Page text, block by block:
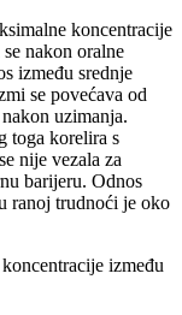
koncentracije
nakon oralne
između srednje
se povećava od
uzimanja.
toga korelira s
nije vezala za
barijeru. Odnos
ranoj trudnoći je oko
između